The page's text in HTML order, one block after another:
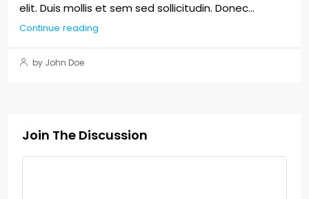
elit. Duis mollis et sem sed sollicitudin. Donec...
Continue reading
by John Doe
Join The Discussion